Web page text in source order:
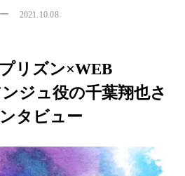
2021.10.08
リズン×WEB
ジュ役の千葉翔也さ
タビュー